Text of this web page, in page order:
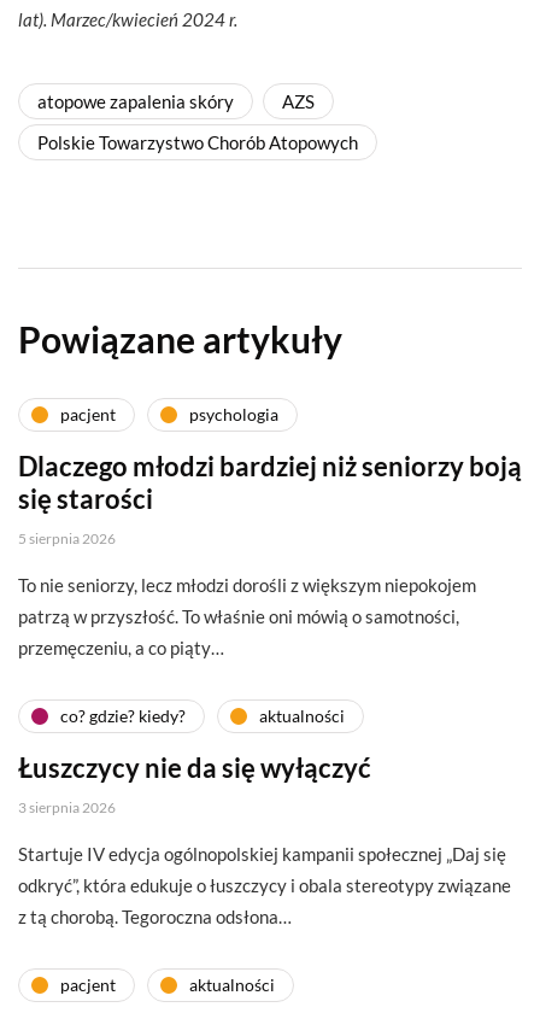
lat). Marzec/kwiecień 2024 r.
atopowe zapalenia skóry
AZS
Polskie Towarzystwo Chorób Atopowych
Powiązane artykuły
pacjent psychologia
Dlaczego młodzi bardziej niż seniorzy boją
się starości
5 sierpnia 2026
To nie seniorzy, lecz młodzi dorośli z większym niepokojem
patrzą w przyszłość. To właśnie oni mówią o samotności,
przemęczeniu, a co piąty…
co? gdzie? kiedy? aktualności
Łuszczycy nie da się wyłączyć
3 sierpnia 2026
Startuje IV edycja ogólnopolskiej kampanii społecznej „Daj się
odkryć”, która edukuje o łuszczycy i obala stereotypy związane
z tą chorobą. Tegoroczna odsłona…
pacjent aktualności